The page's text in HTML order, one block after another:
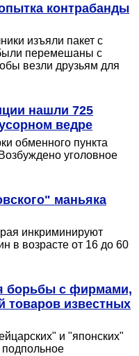
контрабанды
изъяли пакет с
перемешаны с
везли друзьям для
нашли 725
ведре
обменного пункта
уголовное
маньяка
инкриминируют
в возрасте от 16 до 60
борьбы с фирмами,
товаров известных
и "японских"